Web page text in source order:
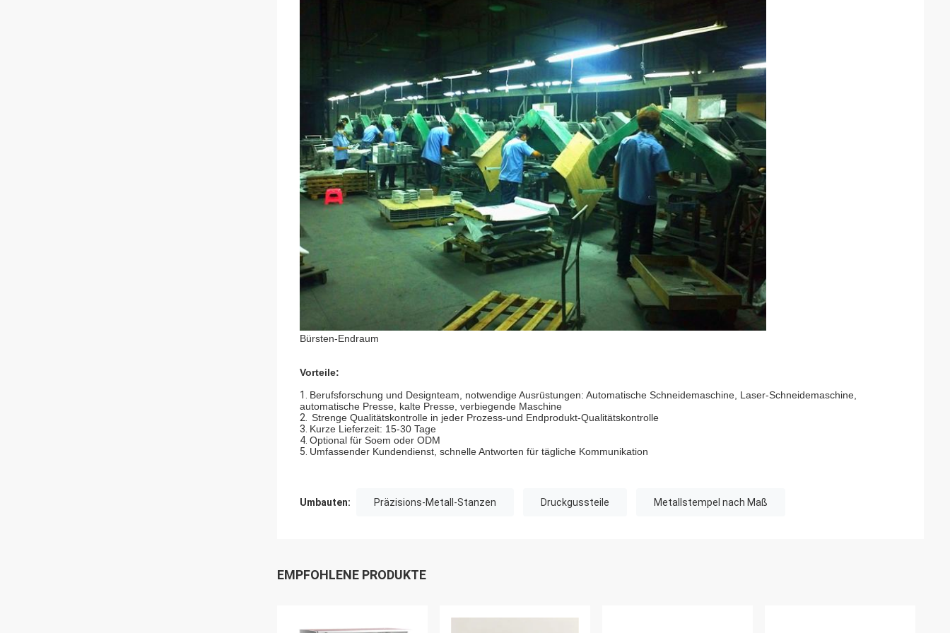
Bürsten-Endraum
Vorteile:
1. Berufsforschung und Designteam, notwendige Ausrüstungen: Automatische Schneidemaschine, Laser-Schneidemaschine,
automatische Presse, kalte Presse, verbiegende Maschine
2. Strenge Qualitätskontrolle in jeder Prozess-und Endprodukt-Qualitätskontrolle
3. Kurze Lieferzeit: 15-30 Tage
4. Optional für Soem oder ODM
5. Umfassender Kundendienst, schnelle Antworten für tägliche Kommunikation
Umbauten: Präzisions-Metall-Stanzen Druckgussteile Metallstempel nach Maß
EMPFOHLENE PRODUKTE